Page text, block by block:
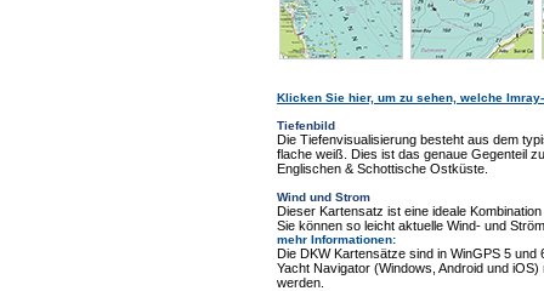
Klicken Sie hier, um zu sehen, welche
Tiefenbild
Die Tiefenvisualisierung besteht aus dem
flache weiß. Dies ist das genaue Gegenteil
Englischen & Schottische Ostküste.
Wind und Strom
Dieser Kartensatz ist eine ideale
Sie können so leicht aktuelle Wind- und
mehr Informationen:
Die DKW Kartensätze sind in WinGPS 5
Yacht Navigator (Windows, Android und
werden.